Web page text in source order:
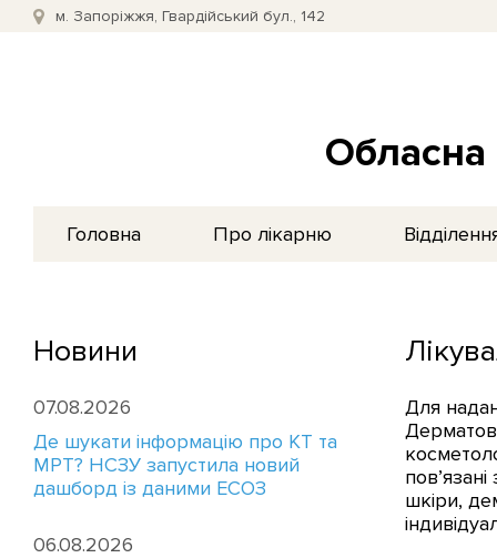
м. Запоріжжя, Гвардійський бул., 142
Обласна
Головна Про лікарню
Новини
07.08.2026
Де шукати інформацію про КТ та
МРТ? НСЗУ запустила новий
дашборд із даними ЕСОЗ
06.08.2026
Для
шкіри,